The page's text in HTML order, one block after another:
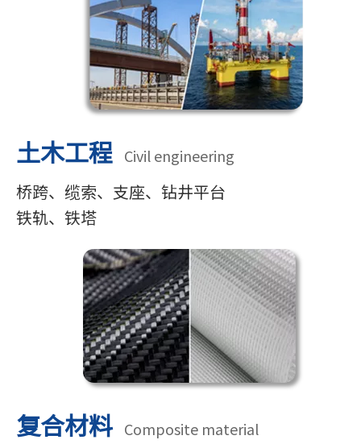
土木工程 Civil engineering
桥跨、缆索、支座、钻井平台
铁轨、铁塔
复合材料 Composite material